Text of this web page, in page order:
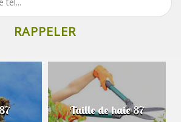
Taille de haie 87